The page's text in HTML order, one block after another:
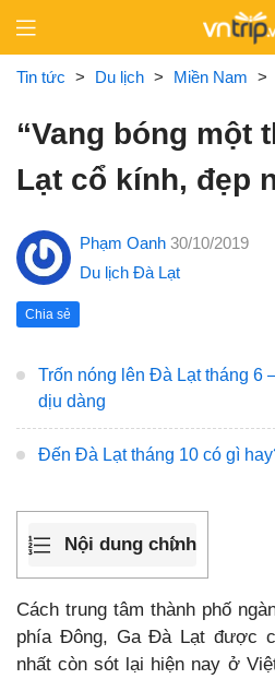
content
Tin tức > Du lịch > Miền Nam >
“Vang bóng một
Lạt cổ kính, đẹp
Phạm Oanh 30/10/2019
Du lịch Đà Lạt
Chia sẻ
Trốn nóng lên Đà Lạt tháng 6
dịu dàng
Đến Đà Lạt tháng 10 có gì
Nội dung chính
Cách trung tâm thành phố
phía Đông, Ga Đà Lạt được
nhất còn sót lại hiện nay ở